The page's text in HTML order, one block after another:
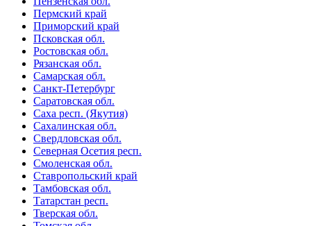
Пермский край
Приморский край
Псковская обл.
Ростовская обл.
Рязанская обл.
Самарская обл.
Санкт-Петербург
Саратовская обл.
Саха респ. (Якутия)
Сахалинская обл.
Свердловская обл.
Северная Осетия респ.
Смоленская обл.
Ставропольский край
Тамбовская обл.
Татарстан респ.
Тверская обл.